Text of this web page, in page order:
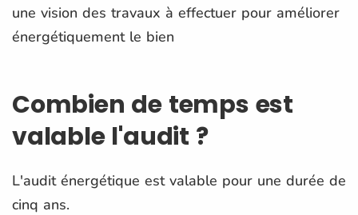
une vision des travaux à effectuer pour améliorer
énergétiquement le bien
Combien de temps est
valable l'audit ?
L'audit énergétique est valable pour une durée de
cinq ans.